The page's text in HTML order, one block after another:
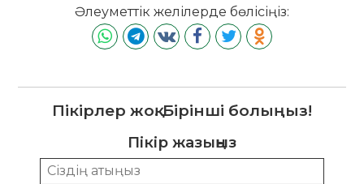
Әлеуметтік желілерде бөлісіңіз:
Пікірлер жоқ. Бірінші болыңыз!
Пікір жазыңыз